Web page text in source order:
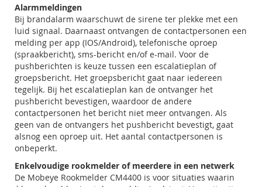
Alarmmeldingen
Bij brandalarm waarschuwt de sirene ter plekke met een
luid signaal. Daarnaast ontvangen de contactpersonen een
melding per app (IOS/Android), telefonische oproep
(spraakbericht), sms-bericht en/of e-mail. Voor de
pushberichten is keuze tussen een escalatieplan of
groepsbericht. Het groepsbericht gaat naar iedereen
tegelijk. Bij het escalatieplan kan de ontvanger het
pushbericht bevestigen, waardoor de andere
contactpersonen het bericht niet meer ontvangen. Als
geen van de ontvangers het pushbericht bevestigt, gaat
alsnog een oproep uit. Het aantal contactpersonen is
onbeperkt.
Enkelvoudige rookmelder of meerdere in een netwerk
De Mobeye Rookmelder CM4400 is voor situaties waarin